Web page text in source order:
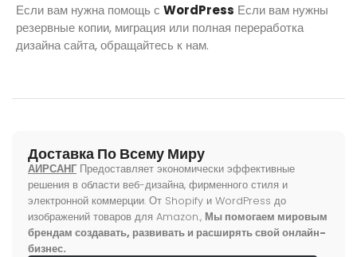
Если вам нужна помощь с WordPress Если вам нужны
резервные копии, миграция или полная переработка
дизайна сайта, обращайтесь к нам.
Доставка По Всему Миру
АИРСАНГ Предоставляет экономически эффективные
решения в области веб-дизайна, фирменного стиля и
электронной коммерции. От Shopify и WordPress до
изображений товаров для Amazon., Мы помогаем мировым
брендам создавать, развивать и расширять свой онлайн-
бизнес.